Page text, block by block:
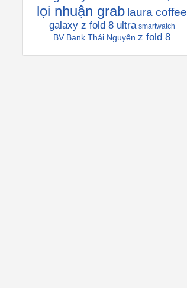
lọi nhuận grab laura coffee
galaxy z fold 8 ultra smartwatch
BV Bank Thái Nguyên z fold 8